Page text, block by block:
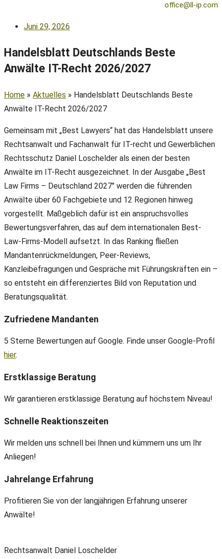
office@ll-ip.com
Juni 29, 2026
Handelsblatt Deutschlands Beste
Anwälte IT-Recht 2026/2027
Home » Aktuelles » Handelsblatt Deutschlands Beste
Anwälte IT-Recht 2026/2027
Gemeinsam mit „Best Lawyers“ hat das Handelsblatt unsere
Rechtsanwalt und Fachanwalt für IT-recht und Gewerblichen
Rechtsschutz Daniel Loschelder als einen der besten
Anwälte im IT-Recht ausgezeichnet. In der Ausgabe „Best
Law Firms – Deutschland 2027″ werden die führenden
Anwälte über 60 Fachgebiete und 12 Regionen hinweg
vorgestellt. Maßgeblich dafür ist ein anspruchsvolles
Bewertungsverfahren, das auf dem internationalen Best-
Law-Firms-Modell aufsetzt. In das Ranking fließen
Mandantenrückmeldungen, Peer-Reviews,
Kanzleibefragungen und Gespräche mit Führungskräften ein –
so entsteht ein differenziertes Bild von Reputation und
Beratungsqualität.
Zufriedene Mandanten
5 Sterne Bewertungen auf Google. Finde unser Google-Profil
hier.
Erstklassige Beratung
Wir garantieren erstklassige Beratung auf höchstem Niveau!
Schnelle Reaktionszeiten
Wir melden uns schnell bei Ihnen und kümmern uns um Ihr
Anliegen!
Jahrelange Erfahrung
Profitieren Sie von der langjährigen Erfahrung unserer
Anwälte!
Rechtsanwalt Daniel Loschelder